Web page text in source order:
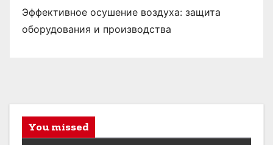
Эффективное осушение воздуха: защита
оборудования и производства
You missed